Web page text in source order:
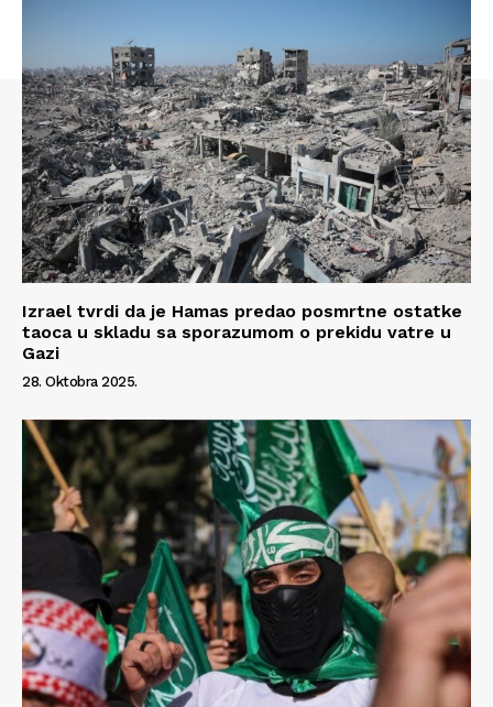
Info
O nama
Kontakt
Impressum
Izrael tvrdi da je Hamas predao posmrtne ostatke
taoca u skladu sa sporazumom o prekidu vatre u
Gazi
28. Oktobra 2025.